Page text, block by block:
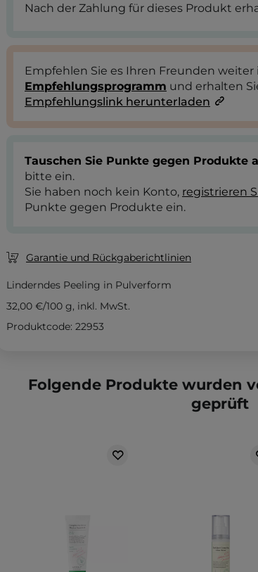
Nach der Zahlung für dieses Produkt
Empfehlen Sie es Ihren Freunden weiter
Empfehlungsprogramm und erhalten
Empfehlungslink herunterladen
Tauschen Sie Punkte gegen Produkte
bitte ein.
Sie haben noch kein Konto, registrieren
Punkte gegen Produkte ein.
Garantie und Rückgaberichtlinien
Linderndes Peeling in Pulverform
32,00 €/100 g, inkl. MwSt.
Produktcode: 22953
Folgende Produkte wurden
geprüft